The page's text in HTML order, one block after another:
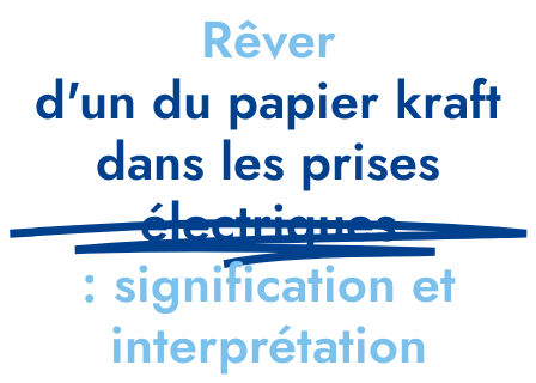
Rêver
d'un du papier kraft
dans les prises
électriques
: signification et
interprétation